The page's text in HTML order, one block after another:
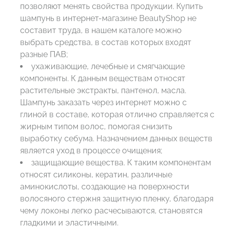
позволяют менять свойства продукции. Купить
шампунь в интернет-магазине BeautyShop не
составит труда, в нашем каталоге можно
выбрать средства, в состав которых входят
разные ПАВ;
ухаживающие, лечебные и смягчающие
компоненты. К данным веществам относят
растительные экстракты, пантенол, масла.
Шампунь заказать через интернет можно с
глиной в составе, которая отлично справляется с
жирным типом волос, помогая снизить
выработку себума. Назначением данных веществ
является уход в процессе очищения;
защищающие вещества. К таким компонентам
относят силиконы, кератин, различные
аминокислоты, создающие на поверхности
волосяного стержня защитную пленку, благодаря
чему локоны легко расчесываются, становятся
гладкими и эластичными.